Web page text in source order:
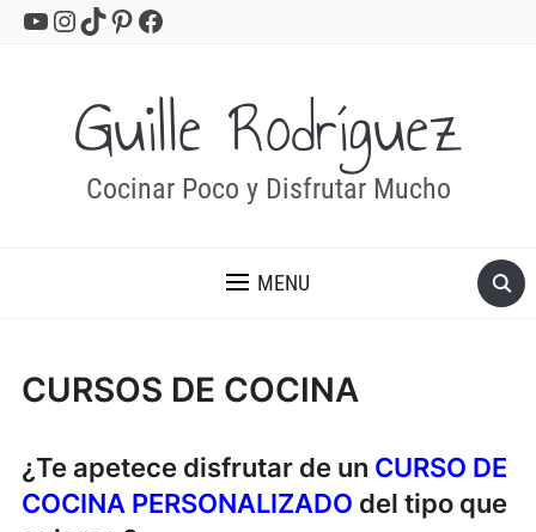
YouTube
Instagram
TikTok
Pinterest
Facebook
Guille Rodríguez
Cocinar Poco y Disfrutar Mucho
MENU
CURSOS DE COCINA
¿Te apetece disfrutar de un CURSO DE
COCINA PERSONALIZADO del tipo que